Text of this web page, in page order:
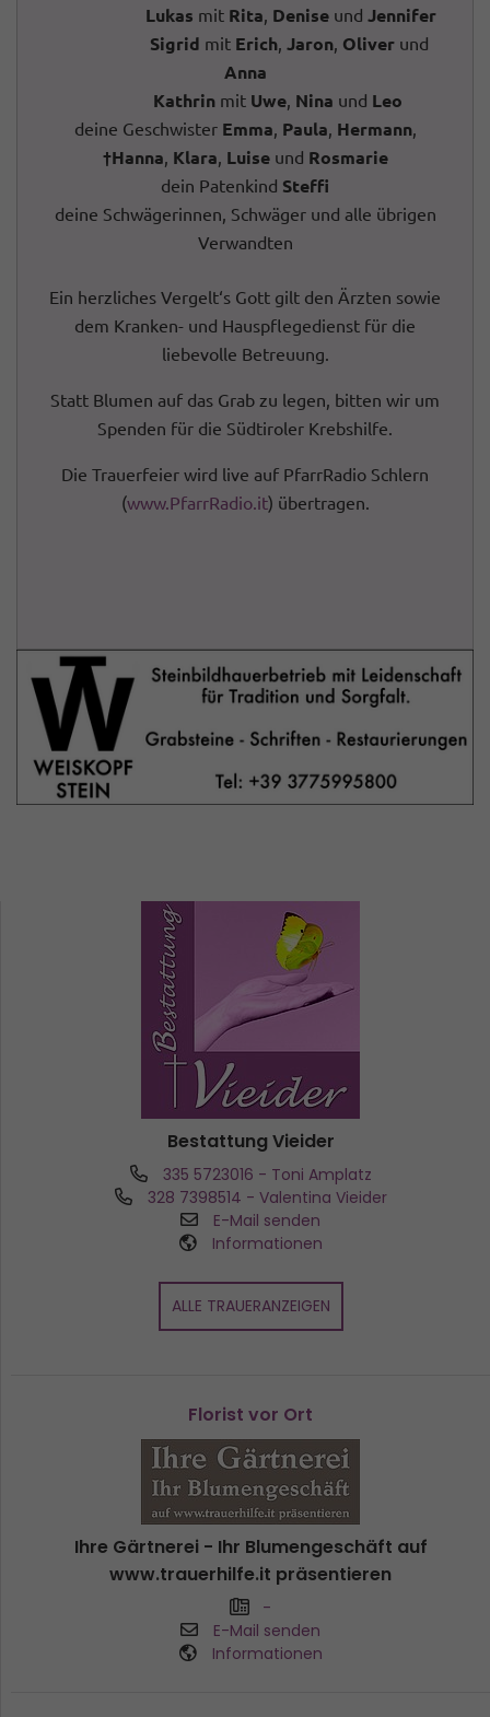
Lukas mit Rita, Denise und Jennifer
Sigrid mit Erich, Jaron, Oliverund
Anna
Kathrin mit Uwe, Nina und Leo
deine Geschwister Emma, Paula, Hermann,
†Hanna, Klara, Luiseund Rosmarie
dein Patenkind Steffi
deine Schwägerinnen, Schwäger und alle übrigen
Verwandten
Ein herzliches Vergelt‘s Gott gilt den Ärzten sowie
dem Kranken- und Hauspflegedienst für die
liebevolle Betreuung.
Statt Blumen auf das Grab zu legen, bitten wir um
Spenden für die Südtiroler Krebshilfe.
Die Trauerfeier wird live auf PfarrRadio Schlern
(www.PfarrRadio.it) übertragen.
Bestattung Vieider
335 5723016 - Toni Amplatz
328 7398514 - Valentina Vieider
E-Mail senden
Informationen
ALLE TRAUERANZEIGEN
Florist vor Ort
Ihre Gärtnerei - Ihr Blumengeschäft auf
www.trauerhilfe.it präsentieren
-
E-Mail senden
Informationen